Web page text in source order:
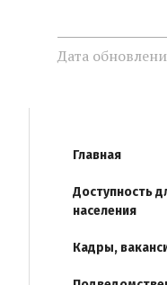
Дата
Главная
Доступность
населения
Кадры,